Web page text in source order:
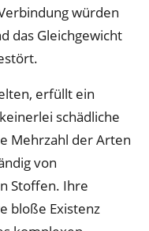
würden
das Gleichgewicht
erfüllt ein
schädliche
Mehrzahl der Arten
von
Stoffen. Ihre
bloße Existenz